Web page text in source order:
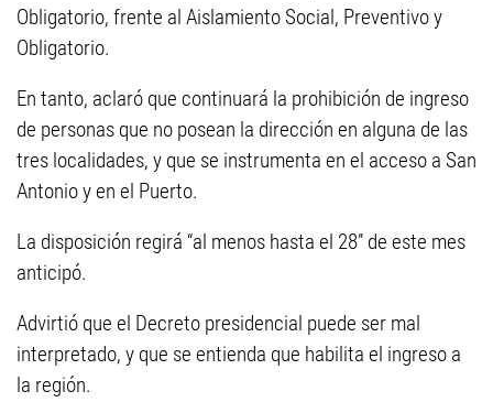
Obligatorio, frente al Aislamiento Social, Preventivo y
Obligatorio.
En tanto, aclaró que continuará la prohibición de ingreso
de personas que no posean la dirección en alguna de las
tres localidades, y que se instrumenta en el acceso a San
Antonio y en el Puerto.
La disposición regirá “al menos hasta el 28” de este mes
anticipó.
Advirtió que el Decreto presidencial puede ser mal
interpretado, y que se entienda que habilita el ingreso a
la región.